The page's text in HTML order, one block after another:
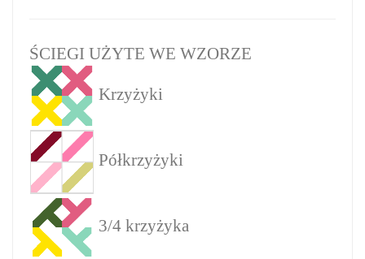
ŚCIEGI UŻYTE WE WZORZE
Krzyżyki
Półkrzyżyki
3/4 krzyżyka